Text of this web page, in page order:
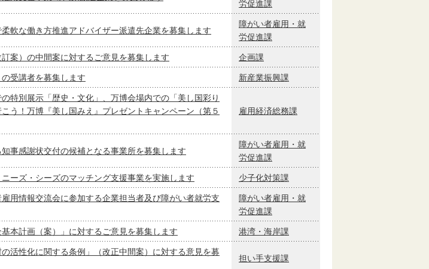
労促進課
軟な働き方推進アドバイザー派遣先企業を募集します
障がい者雇用・就
労促進課
案）の中間案に対するご意見を募集します 企画課
の受講者を募集します 新産業振興課
特別展示「歴史・文化」、万博会場内での「美し国彩り
う！万博『美し国みえ』プレゼントキャンペーン（第５
雇用経済総務課
事感謝状交付の候補となる事業所を募集します
障がい者雇用・就
労促進課
ーズ・シーズのマッチング支援事業を実施します 少子化対策課
用情報交流会に参加する企業担当者及び障がい者就労支
障がい者雇用・就
労促進課
基本計画（案）」に対するご意見を募集します 港湾・海岸課
の活性化に関する条例」（改正中間案）に対する意見を募
担い手支援課